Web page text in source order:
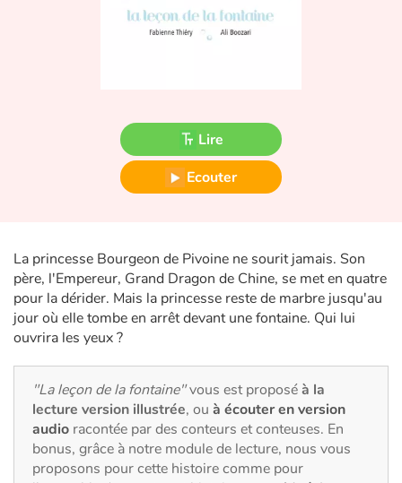
Fable, mythe, littérature et poésie
Héroïnes et héros
Écologie, nature, saisons
Voyage, épopée, enquête, aventure
Autour du monde
Apprentissage
Art, espace, activité
Documentaires
Lire
Ecouter
La princesse Bourgeon de Pivoine ne sourit jamais. Son
père, l'Empereur, Grand Dragon de Chine, se met en quatre
pour la dérider. Mais la princesse reste de marbre jusqu'au
jour où elle tombe en arrêt devant une fontaine. Qui lui
ouvrira les yeux ?
"La leçon de la fontaine"vous est proposéà la
lecture version illustrée, ou à écouter en version
audio racontée par des conteurs et conteuses. En
bonus, grâce à notre module de lecture, nous vous
proposons pour cette histoire comme pour